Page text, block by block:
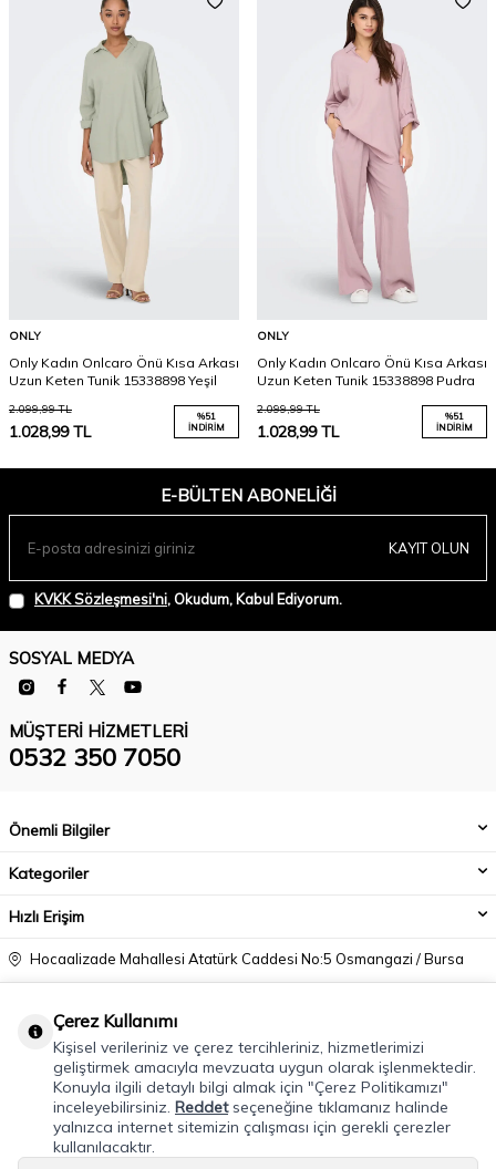
ONLY
Only Kadın Onlcaro Önü Kısa Arkası
Uzun Keten Tunik 15338898 Yeşil
2.099,99TL
1.028,99TL
%51
İNDIRIM
ONLY
Only Kadın Onlcaro Önü Kısa Arkası
Uzun Keten Tunik 15338898 Pudra
2.099,99TL
1.028,99TL
%51
İNDIRIM
E-BÜLTEN ABONELIĞI
KAYIT OLUN
KVKK Sözleşmesi'ni, Okudum, Kabul Ediyorum.
SOSYAL MEDYA
MÜŞTERI HIZMETLERI
0532 350 7050
Önemli Bilgiler
Kategoriler
Hızlı Erişim
Hocaalizade Mahallesi Atatürk Caddesi No:5 Osmangazi / Bursa
info@modacadiri.com
Çerez Kullanımı
Kişisel verileriniz ve çerez tercihleriniz, hizmetlerimizi
geliştirmek amacıyla mevzuata uygun olarak işlenmektedir.
Konuyla ilgili detaylı bilgi almak için "Çerez Politikamızı"
inceleyebilirsiniz. Reddetseçeneğine tıklamanız halinde
yalnızca internet sitemizin çalışması için gerekli çerezler
kullanılacaktır.